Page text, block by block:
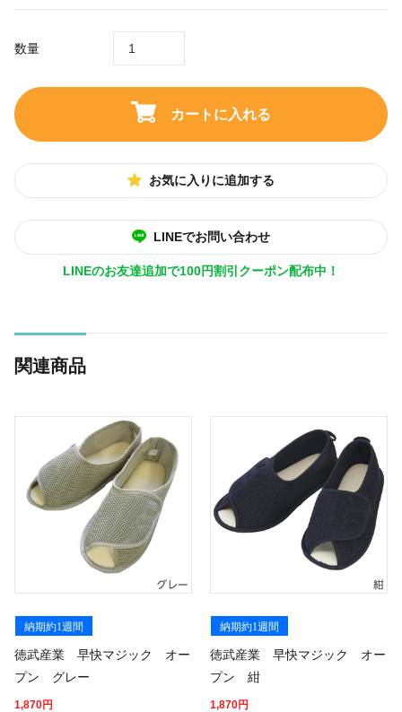
数量
カートに入れる
お気に入りに追加する
LINEでお問い合わせ
LINEのお友達追加で100円割引クーポン配布中！
関連商品
納期約1週間
徳武産業 早快マジック オー
プン グレー
1,870円
納期約1週間
徳武産業 早快マジック オー
プン 紺
1,870円